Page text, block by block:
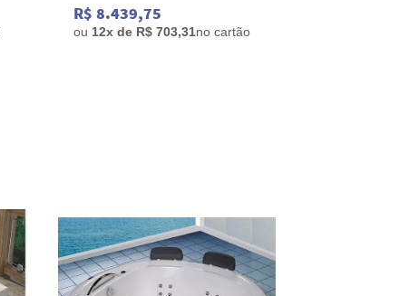
R$ 8.439,75
ou 12x de R$ 703,31no cartão